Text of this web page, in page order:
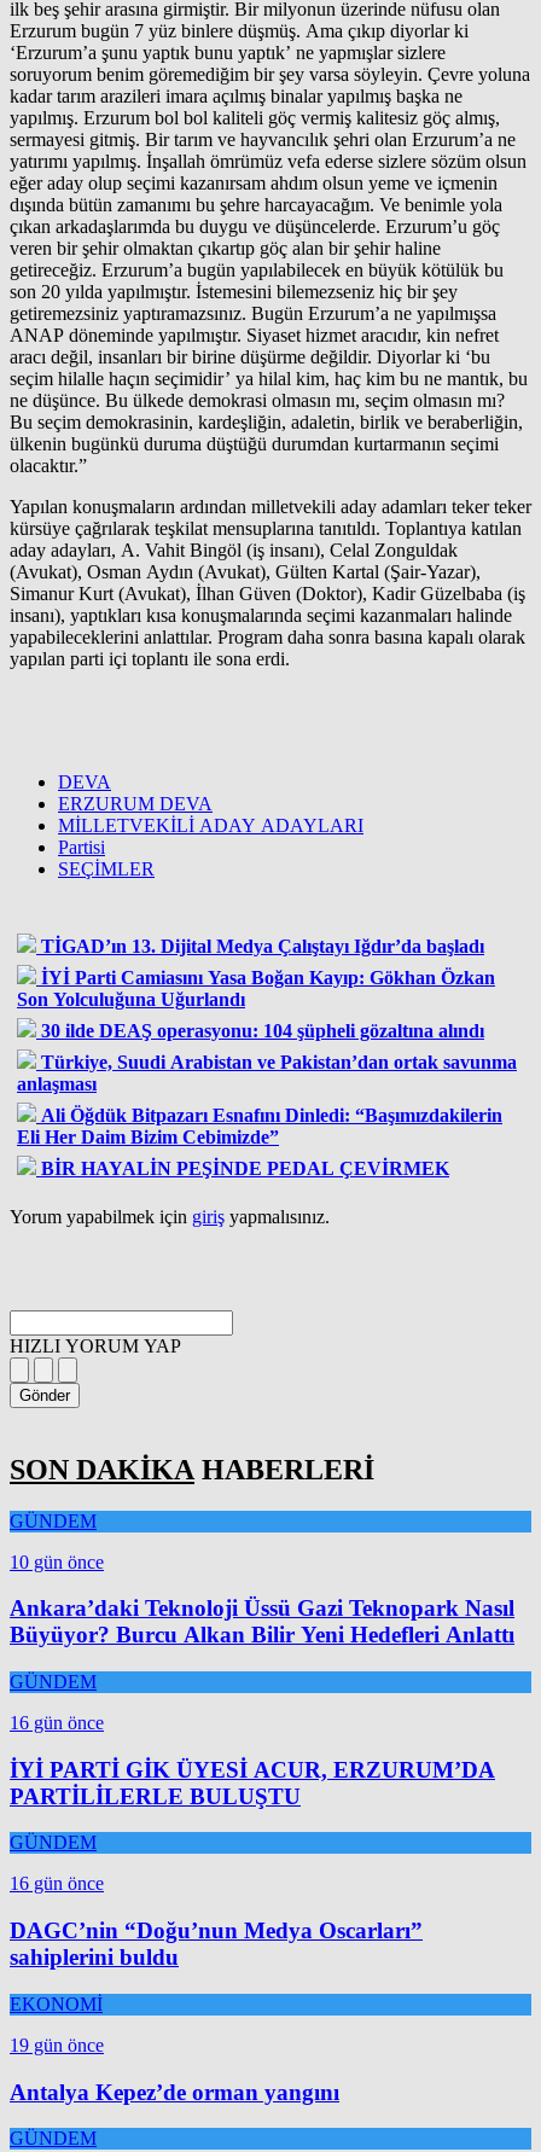
ilk beş şehir arasına girmiştir. Bir milyonun üzerinde nüfusu olan
Erzurum bugün 7 yüz binlere düşmüş. Ama çıkıp diyorlar ki
‘Erzurum’a şunu yaptık bunu yaptık’ ne yapmışlar sizlere
soruyorum benim göremediğim bir şey varsa söyleyin. Çevre yoluna
kadar tarım arazileri imara açılmış binalar yapılmış başka ne
yapılmış. Erzurum bol bol kaliteli göç vermiş kalitesiz göç almış,
sermayesi gitmiş. Bir tarım ve hayvancılık şehri olan Erzurum’a ne
yatırımı yapılmış. İnşallah ömrümüz vefa ederse sizlere sözüm olsun
eğer aday olup seçimi kazanırsam ahdım olsun yeme ve içmenin
dışında bütün zamanımı bu şehre harcayacağım. Ve benimle yola
çıkan arkadaşlarımda bu duygu ve düşüncelerde. Erzurum’u göç
veren bir şehir olmaktan çıkartıp göç alan bir şehir haline
getireceğiz. Erzurum’a bugün yapılabilecek en büyük kötülük bu
son 20 yılda yapılmıştır. İstemesini bilemezseniz hiç bir şey
getiremezsiniz yaptıramazsınız. Bugün Erzurum’a ne yapılmışsa
ANAP döneminde yapılmıştır. Siyaset hizmet aracıdır, kin nefret
aracı değil, insanları bir birine düşürme değildir. Diyorlar ki ‘bu
seçim hilalle haçın seçimidir’ ya hilal kim, haç kim bu ne mantık, bu
ne düşünce. Bu ülkede demokrasi olmasın mı, seçim olmasın mı?
Bu seçim demokrasinin, kardeşliğin, adaletin, birlik ve beraberliğin,
ülkenin bugünkü duruma düştüğü durumdan kurtarmanın seçimi
olacaktır.”
Yapılan konuşmaların ardından milletvekili aday adamları teker teker
kürsüye çağrılarak teşkilat mensuplarına tanıtıldı. Toplantıya katılan
aday adayları, A. Vahit Bingöl (iş insanı), Celal Zonguldak
(Avukat), Osman Aydın (Avukat), Gülten Kartal (Şair-Yazar),
Simanur Kurt (Avukat), İlhan Güven (Doktor), Kadir Güzelbaba (iş
insanı), yaptıkları kısa konuşmalarında seçimi kazanmaları halinde
yapabileceklerini anlattılar. Program daha sonra basına kapalı olarak
yapılan parti içi toplantı ile sona erdi.
DEVA
ERZURUM DEVA
MİLLETVEKİLİ ADAY ADAYLARI
Partisi
SEÇİMLER
TİGAD’ın 13. Dijital Medya Çalıştayı Iğdır’da başladı
İYİ Parti Camiasını Yasa Boğan Kayıp: Gökhan Özkan
Son Yolculuğuna Uğurlandı
30 ilde DEAŞ operasyonu: 104 şüpheli gözaltına alındı
Türkiye, Suudi Arabistan ve Pakistan’dan ortak savunma
anlaşması
Ali Öğdük Bitpazarı Esnafını Dinledi: “Başımızdakilerin
Eli Her Daim Bizim Cebimizde”
BİR HAYALİN PEŞİNDE PEDAL ÇEVİRMEK
Yorum yapabilmek için giriş yapmalısınız.
HIZLI YORUM YAP
Gönder
SON DAKİKA HABERLERİ
GÜNDEM
10 gün önce
Ankara’daki Teknoloji Üssü Gazi Teknopark Nasıl
Büyüyor? Burcu Alkan Bilir Yeni Hedefleri Anlattı
GÜNDEM
16 gün önce
İYİ PARTİ GİK ÜYESİ ACUR, ERZURUM’DA
PARTİLİLERLE BULUŞTU
GÜNDEM
16 gün önce
DAGC’nin “Doğu’nun Medya Oscarları”
sahiplerini buldu
EKONOMİ
19 gün önce
Antalya Kepez’de orman yangını
GÜNDEM